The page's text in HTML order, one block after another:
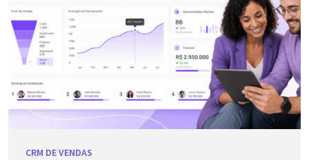
CRM DE VENDAS